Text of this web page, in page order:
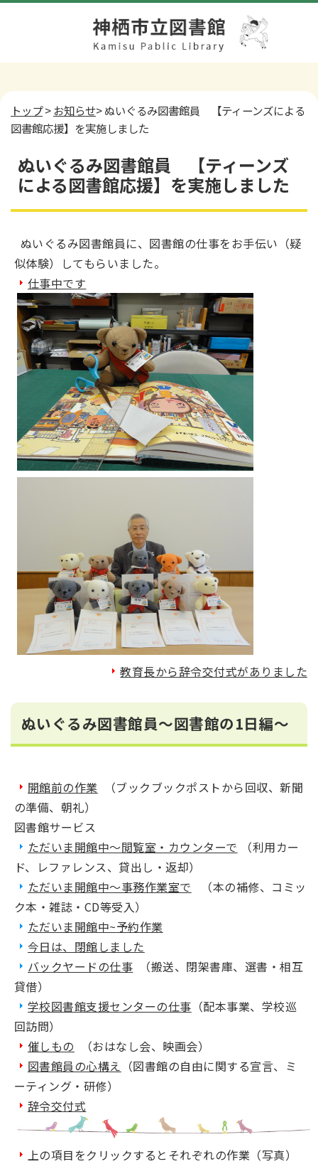
トップ>お知らせ> ぬいぐるみ図書館員 【ティーンズによる
図書館応援】を実施しました
ぬいぐるみ図書館員 【ティーンズ
による図書館応援】を実施しました
ぬいぐるみ図書館員に、図書館の仕事をお手伝い（疑
似体験）してもらいました。
仕事中です
教育長から辞令交付式がありました
ぬいぐるみ図書館員～図書館の1日編～
開館前の作業 （ブックブックポストから回収、新聞
の準備、朝礼）
図書館サービス
ただいま開館中～閲覧室・カウンターで （利用カー
ド、レファレンス、貸出し・返却）
ただいま開館中～事務作業室で （本の補修、コミッ
ク本・雑誌・CD等受入）
ただいま開館中~予約作業
今日は、閉館しました
バックヤードの仕事 （搬送、閉架書庫、選書・相互
貸借）
学校図書館支援センターの仕事 （配本事業、学校巡
回訪問）
催しもの （おはなし会、映画会）
図書館員の心構え （図書館の自由に関する宣言、ミ
ーティング・研修）
辞令交付式
上の項目をクリックするとそれぞれの作業（写真）